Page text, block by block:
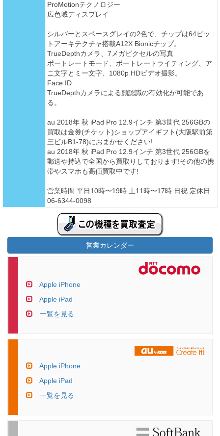
ProMotionテクノロジー
広色域ディスプレイ
シルバーとスペースグレイの2色で、チップは64ビッ
トアーキテクチャ搭載A12X Bionicチップ。
TrueDepthカメラ、7メガピクセルの写真
ポートレートモード、ポートレートライティング、ア
ニ文字とミー文字、1080p HDビデオ撮影。
Face ID
TrueDepthカメラによる顔認識の有効化が可能であ
る。
au 2018年 秋 iPad Pro 12.9インチ 第3世代 256GBの
買取は金券(チケット)ショップアイギフト(大阪駅前第
三ビルB1-78)におまかせください!
au 2018年 秋 iPad Pro 12.9インチ 第3世代 256GBを
郵送や持込で全国から買取りしております!その他の携
帯やスマホも高価買取中です!
営業時間 平日10時〜19時 土11時〜17時 日祝 定休日
06-6344-0098
営業カレンダー
Apple iPhone
Apple iPad
一覧を見る
Apple iPhone
Apple iPad
一覧を見る